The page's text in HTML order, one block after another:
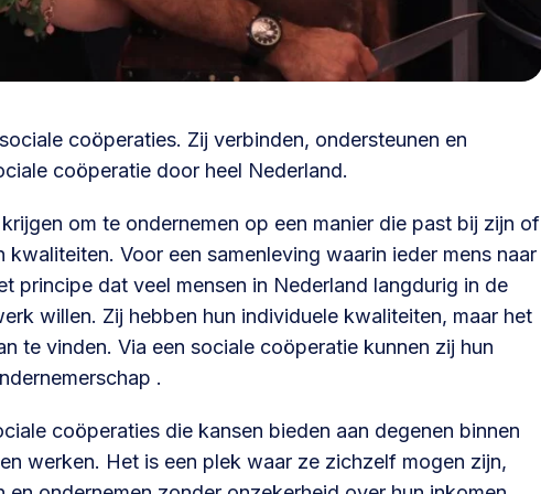
info@lsabewoners.nl
coöperaties. Zij verbinden, ondersteunen en
coöperatie door heel Nederland.
om te ondernemen op een manier die past bij zijn of
Voor een samenleving waarin ieder mens naar
principe dat veel mensen in Nederland langdurig in de
willen. Zij hebben hun individuele kwaliteiten, maar het
te vinden. Via een sociale coöperatie kunnen zij hun
.
coöperaties die kansen bieden aan degenen binnen
werken. Het is een plek waar ze zichzelf mogen zijn,